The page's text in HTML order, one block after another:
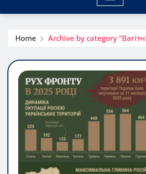
Home Archive by category